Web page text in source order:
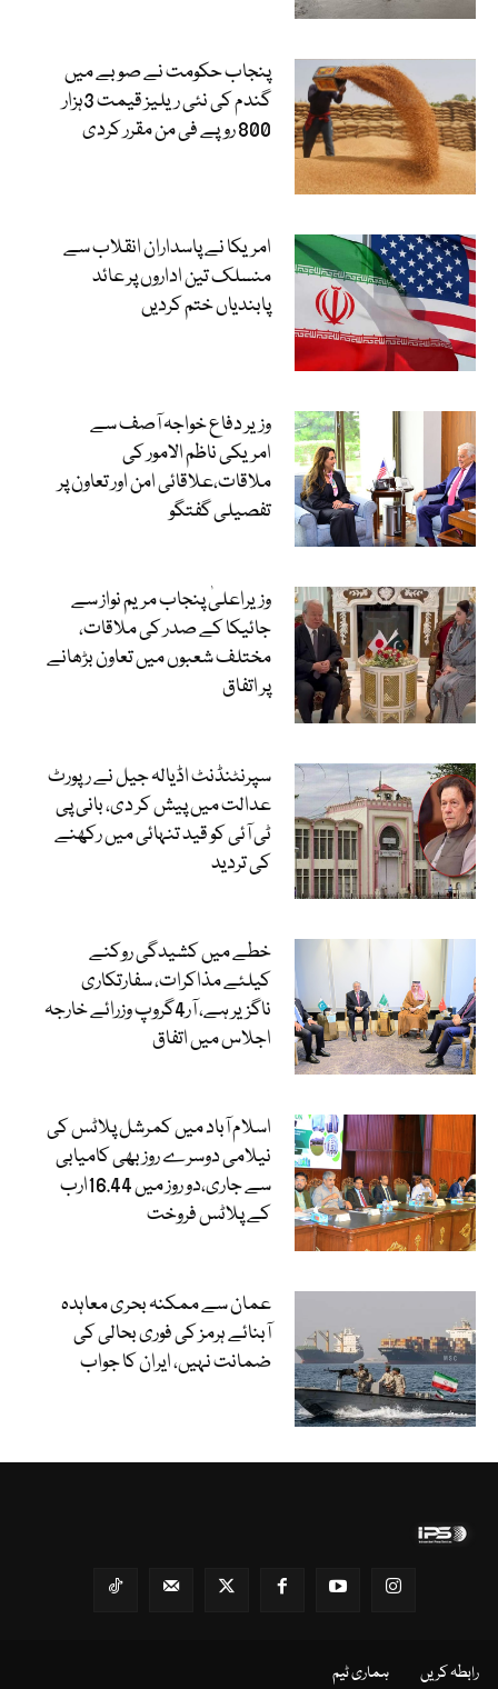
پنجاب حکومت نے صوبے میں
گندم کی نئی ریلیز قیمت 3ہزار
800 روپے فی من مقرر کردی
امریکا نے پاسداران انقلاب سے
منسلک تین اداروں پر عائد
پابندیاں ختم کردیں
وزیر دفاع خواجہ آصف سے
امریکی ناظم الامور کی
ملاقات،علاقائی امن اور تعاون پر
تفصیلی گفتگو
وزیراعلیٰ پنجاب مریم نواز سے
جائیکا کے صدر کی ملاقات،
مختلف شعبوں میں تعاون بڑھانے
پر اتفاق
سپرنٹنڈنٹ اڈیالہ جیل نے رپورٹ
عدالت میں پیش کر دی، بانی پی
ٹی آئی کو قید تنہائی میں رکھنے
کی تردید
خطے میں کشیدگی روکنے
کیلئے مذاکرات، سفارتکاری
ناگزیر ہے، آر4گروپ وزرائے خارجہ
اجلاس میں اتفاق
اسلام آباد میں کمرشل پلاٹس کی
نیلامی دوسرے روز بھی کامیابی
سے جاری،دو روز میں 16.44ارب
کے پلاٹس فروخت
عمان سے ممکنہ بحری معاہدہ
آبنائے ہرمز کی فوری بحالی کی
ضمانت نہیں، ایران کا جواب
رابطہ کریں ہماری ٹیم